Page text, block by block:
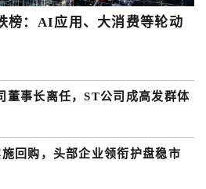
榜：AI应用、大消费等轮动
董事长离任，ST公司成高发群体
回购，头部企业领衔护盘稳市